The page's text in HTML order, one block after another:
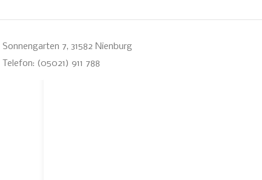
Sonnengarten 7, 31582 Nienburg
Telefon: (05021) 911 788